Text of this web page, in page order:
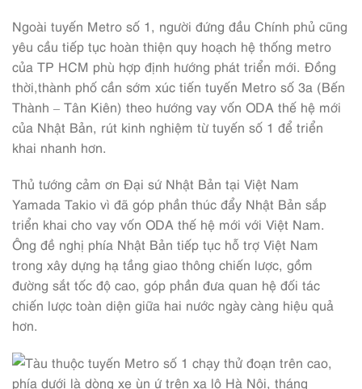
Ngoài tuyến Metro số 1, người đứng đầu Chính phủ cũng
yêu cầu tiếp tục hoàn thiện quy hoạch hệ thống metro
của TP HCM phù hợp định hướng phát triển mới. Đồng
thời,thành phố cần sớm xúc tiến tuyến Metro số 3a (Bến
Thành – Tân Kiên) theo hướng vay vốn ODA thế hệ mới
của Nhật Bản, rút kinh nghiệm từ tuyến số 1 để triển
khai nhanh hơn.
Thủ tướng cảm ơn Đại sứ Nhật Bản tại Việt Nam
Yamada Takio vì đã góp phần thúc đẩy Nhật Bản sắp
triển khai cho vay vốn ODA thế hệ mới với Việt Nam.
Ông đề nghị phía Nhật Bản tiếp tục hỗ trợ Việt Nam
trong xây dựng hạ tầng giao thông chiến lược, gồm
đường sắt tốc độ cao, góp phần đưa quan hệ đối tác
chiến lược toàn diện giữa hai nước ngày càng hiệu quả
hơn.